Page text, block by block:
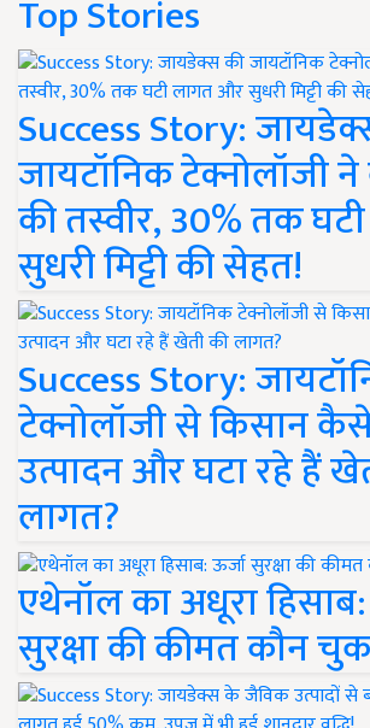
Top Stories
Success Story:
जायटॉनिक टेक्नोलॉजी
की तस्वीर, 30% तक
सुधरी मिट्टी की सेहत!
Success Story:
टेक्नोलॉजी से किसान
उत्पादन और घटा रहे हैं
लागत?
एथेनॉल का अधूरा
सुरक्षा की कीमत कौन